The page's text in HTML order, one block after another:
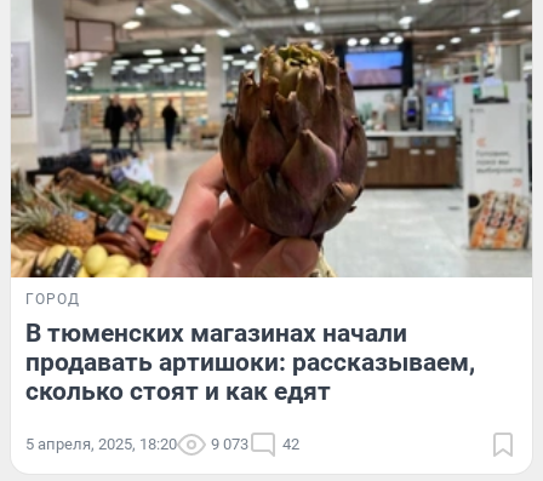
ГОРОД
В тюменских магазинах начали
продавать артишоки: рассказываем,
сколько стоят и как едят
5 апреля, 2025, 18:20 9 073 42